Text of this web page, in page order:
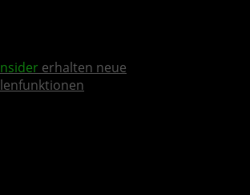
erhalten neue